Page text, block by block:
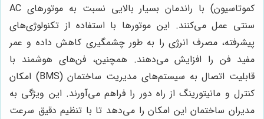
کموتاسیون) با راندمان بسیار بالایی نسبت به موتورهای AC
سنتی عمل می‌کنند. این موتورها با استفاده از تکنولوژی‌های
پیشرفته، مصرف انرژی را به طور چشمگیری کاهش داده و عمر
مفید فن را افزایش می‌دهند. همچنین، فن‌های هوشمند با
قابلیت اتصال به سیستم‌های مدیریت ساختمان (BMS) امکان
کنترل و مانیتورینگ از راه دور را فراهم می‌آورند. این ویژگی به
مدیران ساختمان این امکان را می‌دهد تا با تنظیم دقیق سرعت